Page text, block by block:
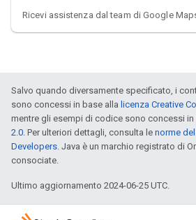
Ricevi assistenza dal team di Google
Salvo quando diversamente specificato, i
sono concessi in base alla licenza Creative
mentre gli esempi di codice sono concessi in
2.0 . Per ulteriori dettagli, consulta le norme
Developers . Java è un marchio registrato di
consociate.
Ultimo aggiornamento 2024-06-25 UTC.